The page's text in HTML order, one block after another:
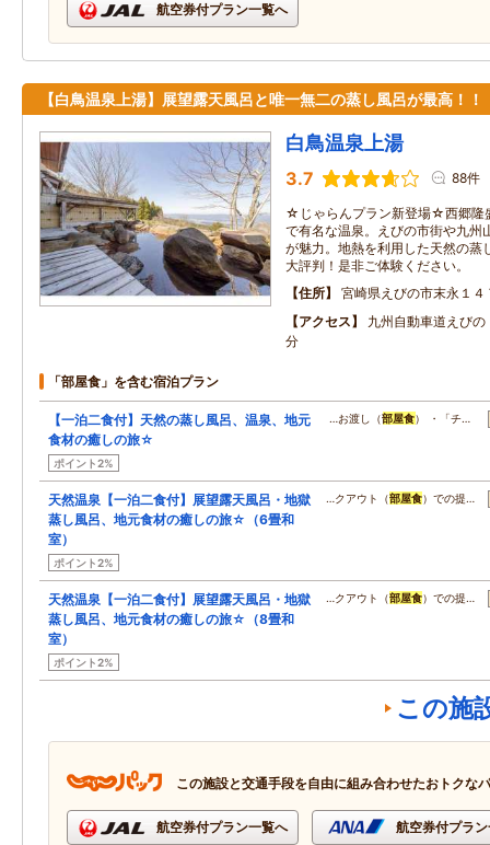
航空券付プラン一覧へ
【白鳥温泉上湯】展望露天風呂と唯一無二の蒸し風呂が最高！！
白鳥温泉上湯
3.7 88件
☆じゃらんプラン新登場☆西郷隆
で有名な温泉。えびの市街や九州
が魅力。地熱を利用した天然の
大評判！是非ご体験ください。
住所
宮崎県えびの市末永１４
アクセス
九州自動車道えび
分
「部屋食」を含む宿泊プラン
【一泊二食付】天然の蒸し風呂、温泉、地元
食材の癒しの旅☆
ポイント2%
…お渡し（部屋食） ・「チ…
天然温泉【一泊二食付】展望露天風呂・地獄
蒸し風呂、地元食材の癒しの旅☆（6畳和
室）
ポイント2%
…クアウト（部屋食）での提…
天然温泉【一泊二食付】展望露天風呂・地獄
蒸し風呂、地元食材の癒しの旅☆（8畳和
室）
ポイント2%
…クアウト（部屋食）での提…
この施
この施設と交通手段を自由に組み合わせたおトクな
航空券付プラン一覧へ 航空券付プラ